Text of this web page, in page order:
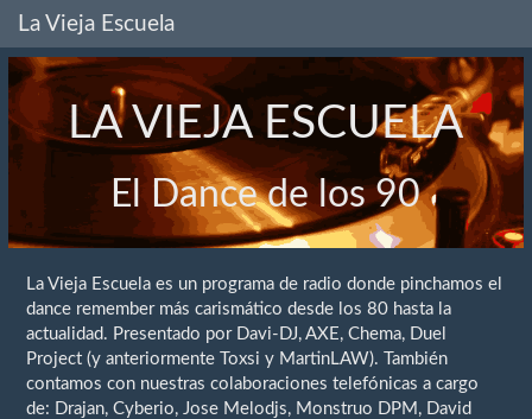
La Vieja Escuela
LA VIEJA ESCUELA
El Dance de los 90
La Vieja Escuela es un programa de radio donde pinchamos el
dance remember más carismático desde los 80 hasta la
actualidad. Presentado por Davi-DJ, AXE, Chema, Duel
Project (y anteriormente Toxsi y MartinLAW). También
contamos con nuestras colaboraciones telefónicas a cargo
de: Drajan, Cyberio, Jose Melodjs, Monstruo DPM, David